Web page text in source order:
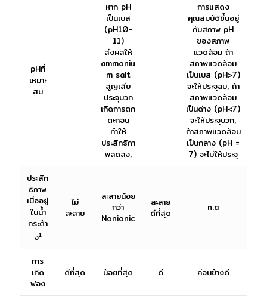
pHที่
เหมาะ
สม
หาก pH
เป็นเบส
(pH10-
11)
ส่งผลให้
ammoniu
m salt
สูญเสีย
ประจุบวก
เกิดการตก
ตะกอน
ทำให้
ประสิทธิภา
พลดลง,
การแสดง
คุณสมบัติขึ้นอยู่
กับสภาพ pH
ของสภาพ
แวดล้อม ถ้า
สภาพแวดล้อม
เป็นเบส (pH>7)
จะให้ประจุลบ, ถ้า
สภาพแวดล้อม
เป็นด่าง (pH<7)
จะให้ประจุบวก,
ถ้าสภาพแวดล้อม
เป็นกลาง (pH =
7) จะไม่ให้ประจุ
ประสิท
ธิภาพ
เมื่ออยู่
ในน้ำ
กระด้า
ง1
ไม่
ละลาย
ละลายน้อย
กว่า
Nonionic
ละลาย
ดีที่สุด
n.a
การ
เกิด
ฟอง
ดีที่สุด น้อยที่สุด ดี ค่อนข้างดี